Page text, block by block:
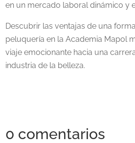
en un mercado laboral dinámico y
Descubrir las ventajas de una
peluquería en la Academia Mapol
viaje emocionante hacia una
industria de la belleza.
0 comentarios